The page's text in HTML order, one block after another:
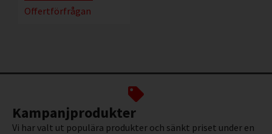
Offertförfrågan
Kampanjprodukter
Vi har valt ut populära produkter och sänkt priset under en